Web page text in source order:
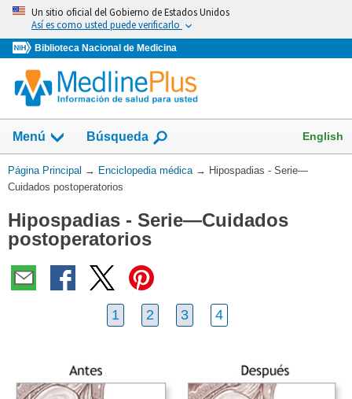
Omita
vaya
al
Contenido
Un sitio oficial del Gobierno de Estados Unidos
Así es como usted puede verificarlo
Biblioteca Nacional de Medicina
Menú Búsqueda English
Usted
está
Página Principal → Enciclopedia médica → Hipospadias - Serie—
Cuidados postoperatorios
Hipospadias - Serie—Cuidados
postoperatorios
1 2 3 4